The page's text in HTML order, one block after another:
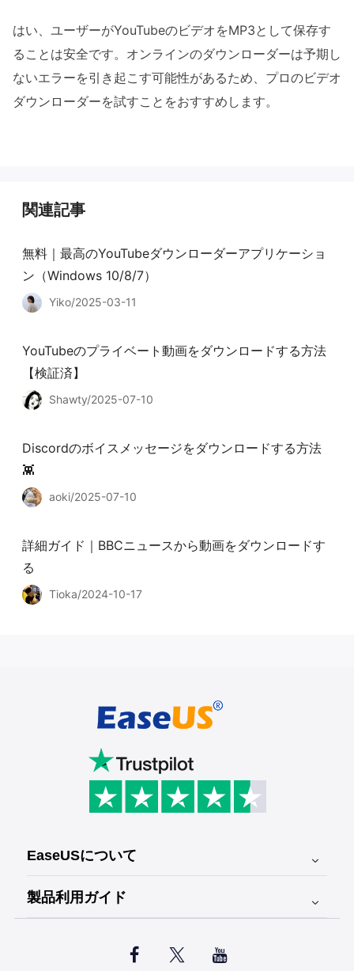
はい、ユーザーがYouTubeのビデオをMP3として保存す
ることは安全です。オンラインのダウンローダーは予期し
ないエラーを引き起こす可能性があるため、プロのビデオ
ダウンローダーを試すことをおすすめします。
関連記事
無料｜最高のYouTubeダウンローダーアプリケーショ
ン（Windows 10/8/7）
Yiko/2025-03-11
YouTubeのプライベート動画をダウンロードする方法
【検証済】
Shawty/2025-07-10
Discordのボイスメッセージをダウンロードする方法
👾
aoki/2025-07-10
詳細ガイド｜BBCニュースから動画をダウンロードす
る
Tioka/2024-10-17
EaseUSについて
会社情報
パートナー登録
製品利用ガイド
  